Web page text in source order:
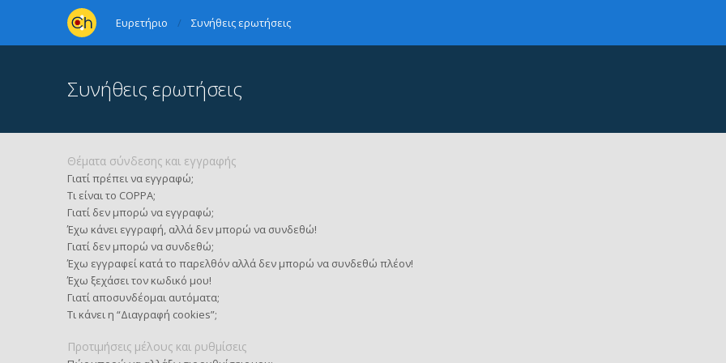
Ευρετήριο Συνήθεις ερωτήσεις
Συνήθεις ερωτήσεις
Θέματα σύνδεσης και εγγραφής
Γιατί πρέπει να εγγραφώ;
Τι είναι το COPPA;
Γιατί δεν μπορώ να εγγραφώ;
Έχω κάνει εγγραφή, αλλά δεν μπορώ να συνδεθώ!
Γιατί δεν μπορώ να συνδεθώ;
Έχω εγγραφεί κατά το παρελθόν αλλά δεν μπορώ να συνδεθώ πλέον!
Έχω ξεχάσει τον κωδικό μου!
Γιατί αποσυνδέομαι αυτόματα;
Τι κάνει η “Διαγραφή cookies”;
Προτιμήσεις μέλους και ρυθμίσεις